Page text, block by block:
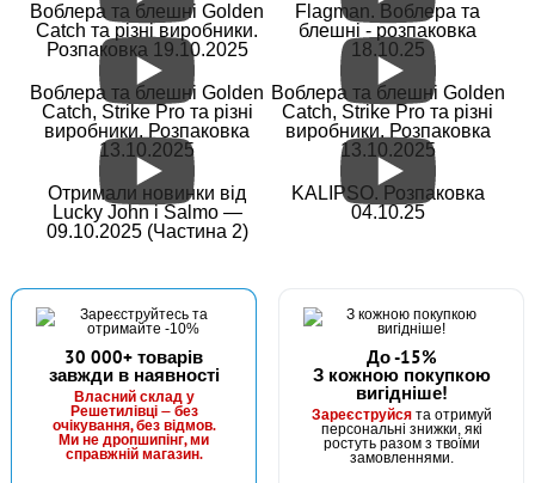
Воблера та блешні Golden
Catch та різні виробники.
Розпаковка 19.10.2025
Flagman. Воблера та
блешні - розпаковка
18.10.25
Воблера та блешні Golden
Catch, Strike Pro та різні
виробники. Розпаковка
13.10.2025
Воблера та блешні Golden
Catch, Strike Pro та різні
виробники. Розпаковка
13.10.2025
Отримали новинки від
Lucky John і Salmo —
09.10.2025 (Частина 2)
KALIPSO. Розпаковка
04.10.25
30 000+ товарів
завжди в наявності
Власний склад у
Решетилівці — без
очікування, без відмов.
Ми не дропшипінг, ми
справжній магазин.
До -15%
З кожною покупкою
вигідніше!
Зареєструйсята отримуй
персональні знижки, які
ростуть разом з твоїми
замовленнями.